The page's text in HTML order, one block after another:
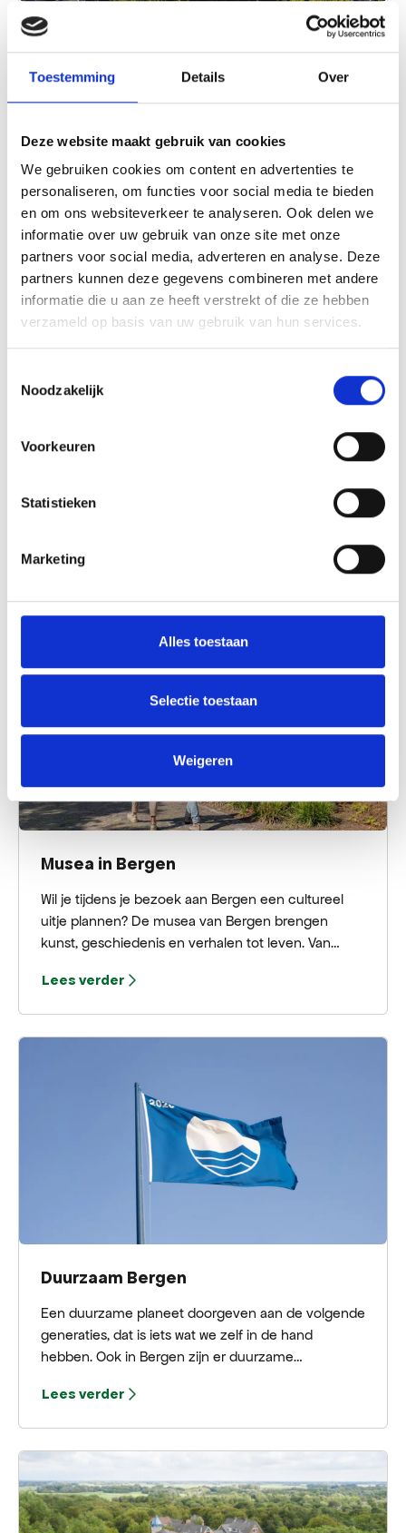
Toestemming Details Over
Deze website maakt gebruik van cookies
We gebruiken cookies om content en advertenties te
personaliseren, om functies voor social media te bieden
en om ons websiteverkeer te analyseren. Ook delen we
informatie over uw gebruik van onze site met onze
partners voor social media, adverteren en analyse. Deze
partners kunnen deze gegevens combineren met andere
informatie die u aan ze heeft verstrekt of die ze hebben
verzameld op basis van uw gebruik van hun services.
Noodzakelijk
Voorkeuren
Statistieken
Marketing
Alles toestaan
Selectie toestaan
Weigeren
Ruïnekerk
Een dag om nooit te vergeten. 450 jaar geleden
Een mooi moment om eens stil te staan bij de
Lees verder
6x de mooiste lentewandelingen
kant zien. De duinen kleuren frisgroen, bloemen
zonnestralen maken een wandeling extra bijzonder.
Lees verder
Musea in Bergen
Wil je tijdens je bezoek aan Bergen een cultureel
uitje plannen? De musea van Bergen brengen
kunst, geschiedenis en verhalen tot leven. Van
lokale geschiedenis en militaire verhalen: er valt
Lees verder
Duurzaam Bergen
Een duurzame planeet doorgeven aan de volgende
generaties, dat is iets wat we zelf in de hand
hebben. Ook in Bergen zijn er duurzame
uit.
Lees verder